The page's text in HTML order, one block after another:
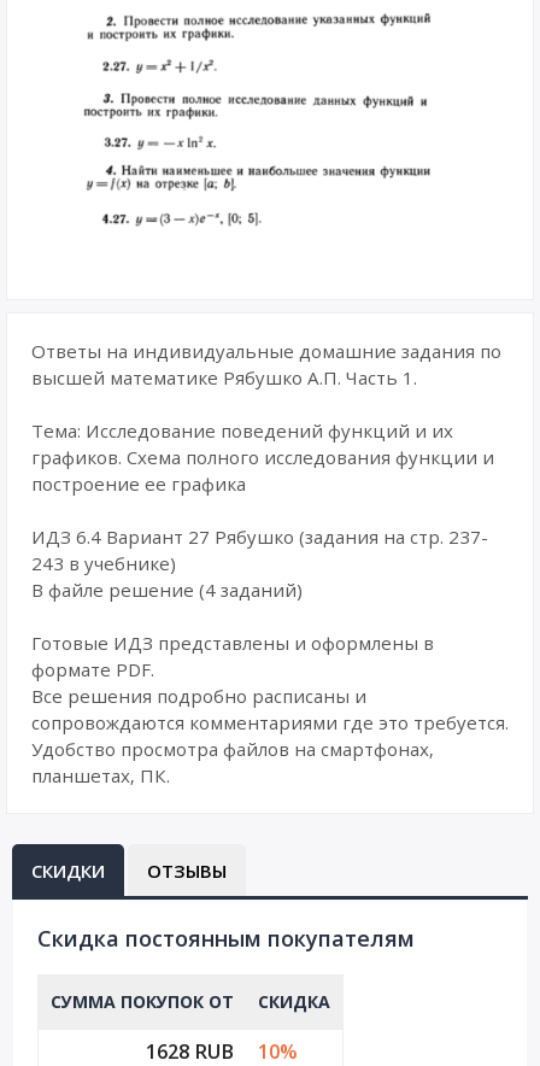
Ответы на индивидуальные домашние задания по
высшей математике Рябушко А.П. Часть 1.
Тема: Исследование поведений функций и их
графиков. Схема полного исследования функции и
построение ее графика
ИДЗ 6.4 Вариант 27 Рябушко (задания на стр. 237-
243 в учебнике)
В файле решение (4 заданий)
Готовые ИДЗ представлены и оформлены в
формате PDF.
Все решения подробно расписаны и
сопровождаются комментариями где это требуется.
Удобство просмотра файлов на смартфонах,
планшетах, ПК.
СКИДКИ ОТЗЫВЫ
Cкидка постоянным покупателям
СУММА ПОКУПОК ОТ СКИДКА
1628 RUB
10%